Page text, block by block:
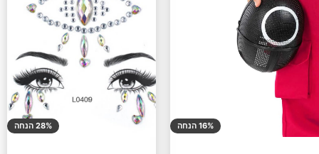
16% הנחה 28% הנחה